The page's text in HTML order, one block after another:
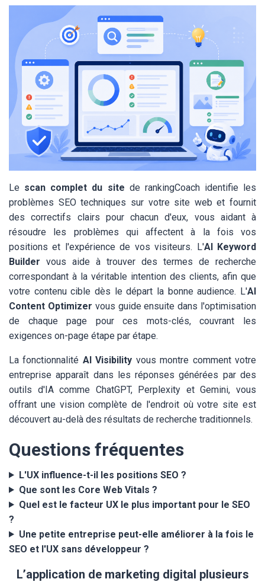
Le scan complet du site de rankingCoach identifie les
problèmes SEO techniques sur votre site web et fournit
des correctifs clairs pour chacun d'eux, vous aidant à
résoudre les problèmes qui affectent à la fois vos
positions et l'expérience de vos visiteurs. L'AI Keyword
Builder vous aide à trouver des termes de recherche
correspondant à la véritable intention des clients, afin que
votre contenu cible dès le départ la bonne audience. L'AI
Content Optimizer vous guide ensuite dans l'optimisation
de chaque page pour ces mots-clés, couvrant les
exigences on-page étape par étape.
La fonctionnalité AI Visibility vous montre comment votre
entreprise apparaît dans les réponses générées par des
outils d'IA comme ChatGPT, Perplexity et Gemini, vous
offrant une vision complète de l'endroit où votre site est
découvert au-delà des résultats de recherche traditionnels.
Questions fréquentes
L'UX influence-t-il les positions SEO ?
Que sont les Core Web Vitals ?
Quel est le facteur UX le plus important pour le SEO
?
Une petite entreprise peut-elle améliorer à la fois le
SEO et l'UX sans développeur ?
L’application de marketing digital plusieurs